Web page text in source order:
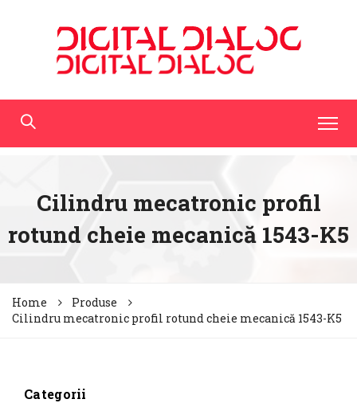
Cilindru mecatronic profil
rotund cheie mecanică 1543-K5
Home
Produse
Cilindru mecatronic profil rotund cheie mecanică 1543-K5
Categorii